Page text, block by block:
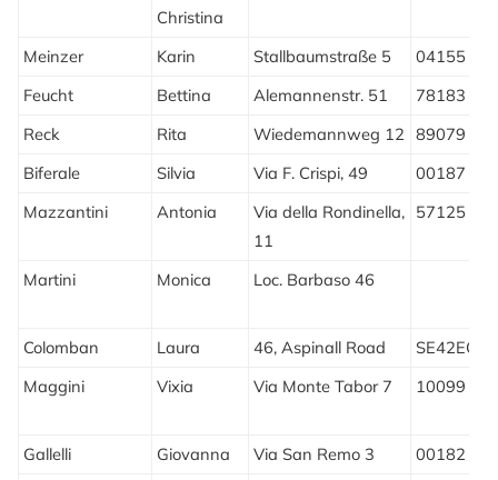
Christina
Meinzer Karin Stallbaumstraße 5 04155
Feucht
Bettina Alemannenstr. 51 78183
Reck
Rita Wiedemannweg 12 89079
Biferale
Silvia Via F. Crispi, 49 00187
Mazzantini
Antonia
Via della Rondinella,
11
57125
Martini Monica Loc. Barbaso 46
Colomban
Laura 46, Aspinall Road SE42EQ
Maggini
Vixia Via Monte Tabor 7 10099
Gallelli
Giovanna Via San Remo 3 00182